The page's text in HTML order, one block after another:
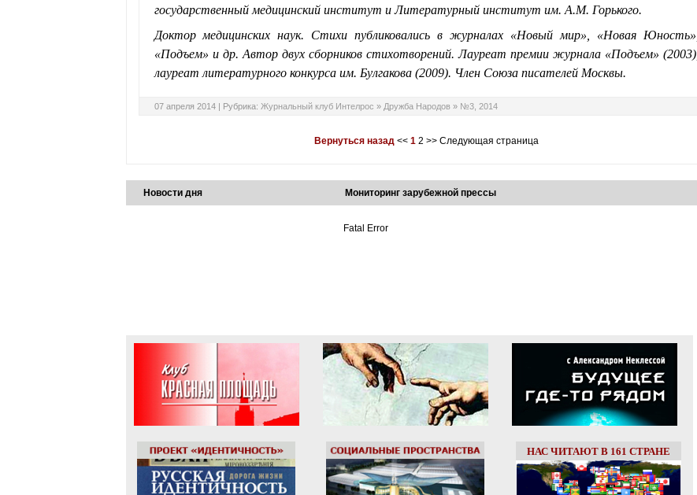
государственный медицинский институт и Литературный институт им. А.М. Горького.
Доктор медицинских наук. Стихи публиковались в журналах «Новый мир», «Новая Юность»,
«Подъем» и др. Автор двух сборников стихотворений. Лауреат премии журнала «Подъем» (2003),
лауреат литературного конкурса им. Булгакова (2009). Член Союза писателей Москвы.
07 апреля 2014 | Рубрика: Журнальный клуб Интелрос » Дружба Народов» №3, 2014
Вернуться назад << 1 2 >> Следующая страница
Новости дня Мониторинг зарубежной прессы
Fatal Error
НАС ЧИТАЮТ В 161 СТРАНЕ